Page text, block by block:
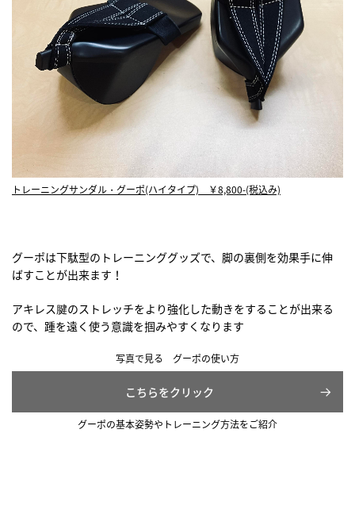
トレーニングサンダル・グーポ(ハイタイプ) ￥8,800-(税込み)
グーポは下駄型のトレーニンググッズで、脚の裏側を効果手に伸
ばすことが出来ます！
アキレス腱のストレッチをより強化した動きをすることが出来る
ので、踵を遠く使う意識を掴みやすくなります
写真で見る グーポの使い方
こちらをクリック
グーポの基本姿勢やトレーニング方法をご紹介